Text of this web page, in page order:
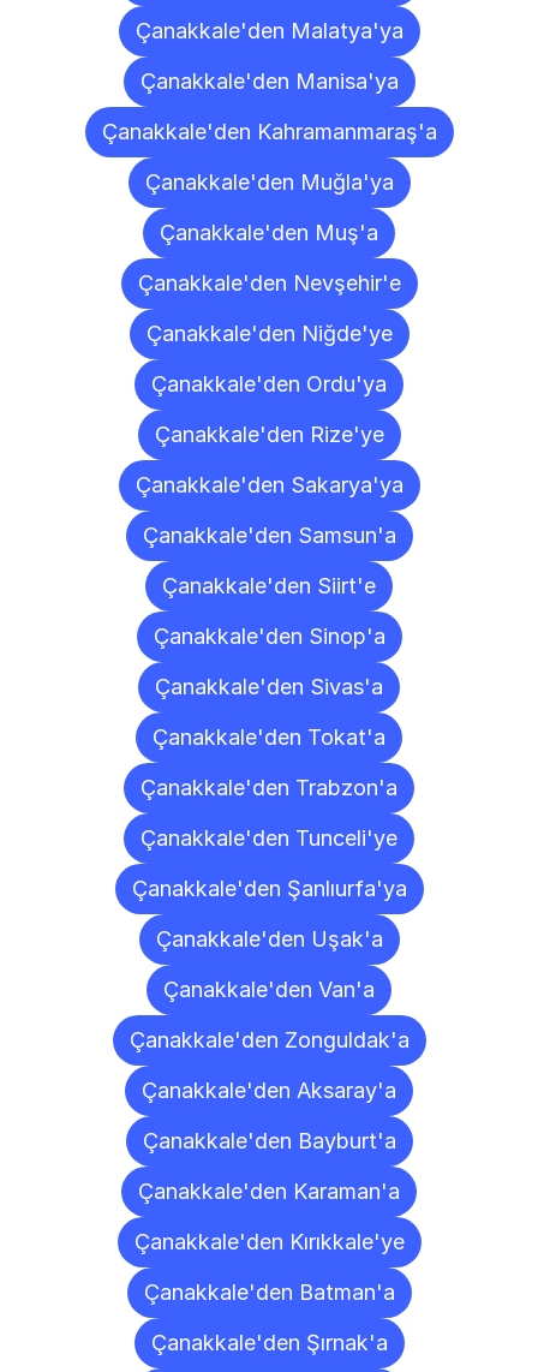
Çanakkale'den Malatya'ya
Çanakkale'den Manisa'ya
Çanakkale'den Kahramanmaraş'a
Çanakkale'den Muğla'ya
Çanakkale'den Muş'a
Çanakkale'den Nevşehir'e
Çanakkale'den Niğde'ye
Çanakkale'den Ordu'ya
Çanakkale'den Rize'ye
Çanakkale'den Sakarya'ya
Çanakkale'den Samsun'a
Çanakkale'den Siirt'e
Çanakkale'den Sinop'a
Çanakkale'den Sivas'a
Çanakkale'den Tokat'a
Çanakkale'den Trabzon'a
Çanakkale'den Tunceli'ye
Çanakkale'den Şanlıurfa'ya
Çanakkale'den Uşak'a
Çanakkale'den Van'a
Çanakkale'den Zonguldak'a
Çanakkale'den Aksaray'a
Çanakkale'den Bayburt'a
Çanakkale'den Karaman'a
Çanakkale'den Kırıkkale'ye
Çanakkale'den Batman'a
Çanakkale'den Şırnak'a